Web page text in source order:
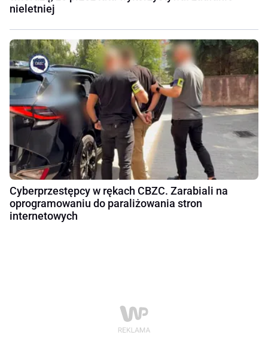
nieletniej
Cyberprzestępcy w rękach CBZC. Zarabiali na
oprogramowaniu do paraliżowania stron
internetowych